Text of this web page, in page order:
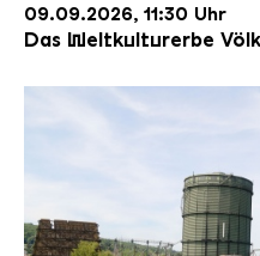
09.09.2026, 11:30 Uhr
Das Weltkulturerbe